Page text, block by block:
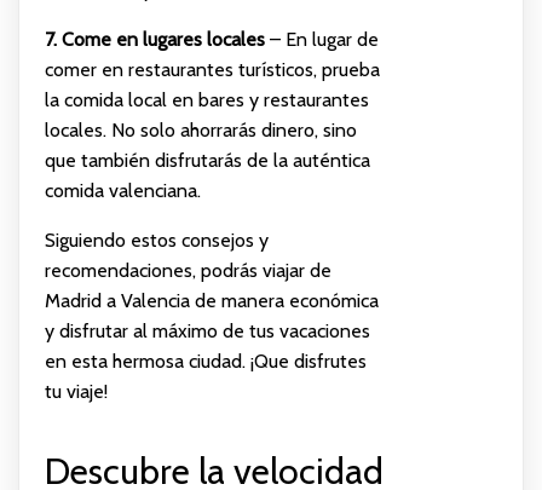
7. Come en lugares locales– En lugar de
comer en restaurantes turísticos, prueba
la comida local en bares y restaurantes
locales. No solo ahorrarás dinero, sino
que también disfrutarás de la auténtica
comida valenciana.
Siguiendo estos consejos y
recomendaciones, podrás viajar de
Madrid a Valencia de manera económica
y disfrutar al máximo de tus vacaciones
en esta hermosa ciudad. ¡Que disfrutes
tu viaje!
Descubre la velocidad